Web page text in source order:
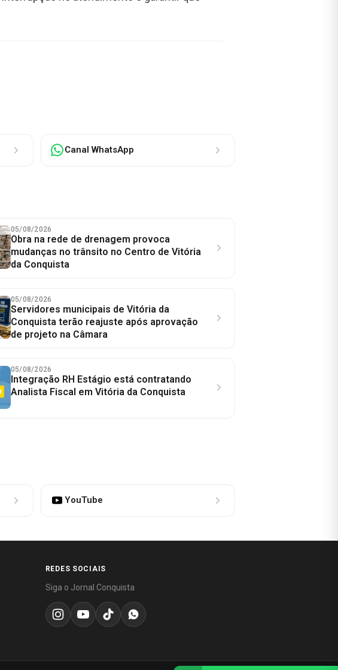
Canal WhatsApp
05/08/2026
Obra na rede de drenagem provoca
mudanças no trânsito no Centro de Vitória
da Conquista
05/08/2026
Servidores municipais de Vitória da
Conquista terão reajuste após aprovação
de projeto na Câmara
05/08/2026
Integração RH Estágio está contratando
Analista Fiscal em Vitória da Conquista
YouTube
REDES SOCIAIS
Siga o Jornal Conquista